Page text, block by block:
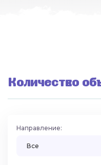
Количество
Направление:
Все